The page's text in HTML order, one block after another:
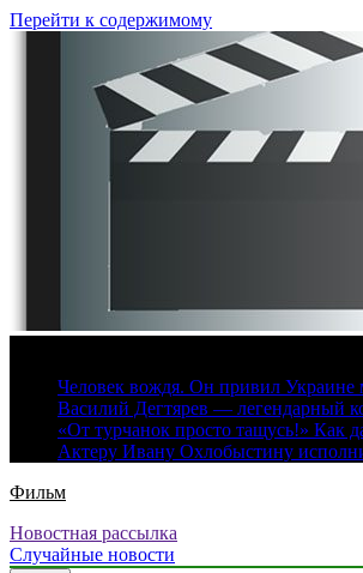
Перейти к содержимому
Человек вождя. Он привил Украине
Василий Дегтярев — легендарный
«От турчанок просто тащусь!» Как
Актеру Ивану Охлобыстину
Фильм
Новостная рассылка
Случайные новости